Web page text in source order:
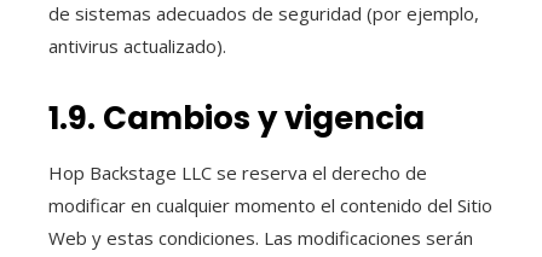
de sistemas adecuados de seguridad (por ejemplo,
antivirus actualizado).
1.9. Cambios y vigencia
Hop Backstage LLC se reserva el derecho de
modificar en cualquier momento el contenido del Sitio
Web y estas condiciones. Las modificaciones serán